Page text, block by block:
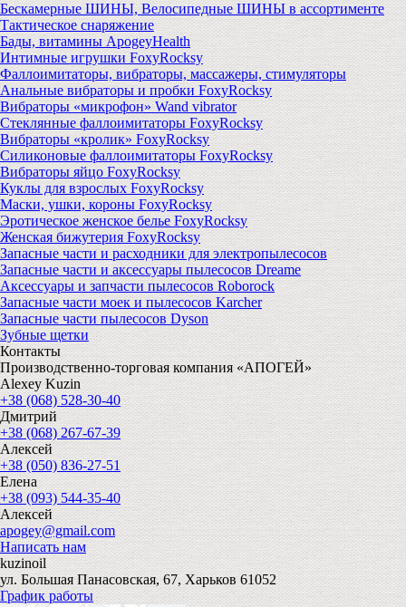
Бескамерные ШИНЫ, Велосипедные ШИНЫ в ассортименте
Тактическое снаряжение
Бады, витамины ApogeyHealth
Интимные игрушки FoxyRocksy
Фаллоимитаторы, вибраторы, массажеры, стимуляторы
Анальные вибраторы и пробки FoxyRocksy
Вибраторы «микрофон» Wand vibrator
Стеклянные фаллоимитаторы FoxyRocksy
Вибраторы «кролик» FoxyRocksy
Силиконовые фаллоимитаторы FoxyRocksy
Вибраторы яйцо FoxyRocksy
Куклы для взрослых FoxyRocksy
Маски, ушки, короны FoxyRocksy
Эротическое женское белье FoxyRocksy
Женская бижутерия FoxyRocksy
Запасные части и расходники для электропылесосов
Запасные части и аксессуары пылесосов Dreame
Аксессуары и запчасти пылесосов Roborock
Запасные части моек и пылесосов Karcher
Запасные части пылесосов Dyson
Зубные щетки
Контакты
Производственно-торговая компания «АПОГЕЙ»
Alexey Kuzin
+38 (068) 528-30-40
Дмитрий
+38 (068) 267-67-39
Алексей
+38 (050) 836-27-51
Елена
+38 (093) 544-35-40
Алексей
apogey@gmail.com
Написать нам
kuzinoil
ул. Большая Панасовская, 67, Харьков 61052
График работы